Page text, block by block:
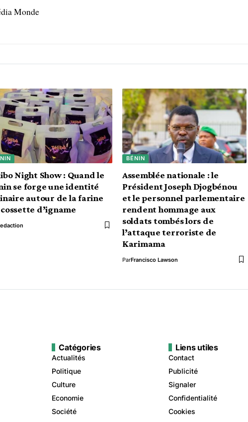
Monde
Night Show : Quand le
se forge une identité
autour de la farine
d’igname
BÉNIN
Assemblée nationale : le
Président Joseph Djogbénou
et le personnel parlementaire
rendent hommage aux
soldats tombés lors de
l’attaque terroriste de
Karimama
ParFrancisco Lawson
Catégories
Actualités
Politique
Culture
Economie
Société
Liens utiles
Contact
Publicité
Signaler
Confidentialité
Cookies